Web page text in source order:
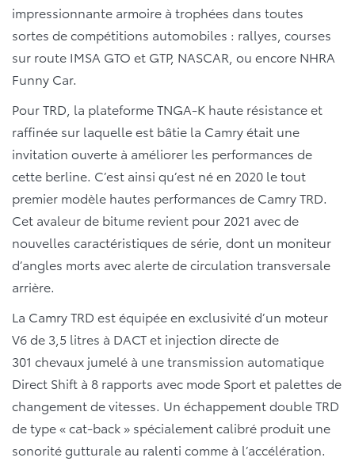
impressionnante armoire à trophées dans toutes
sortes de compétitions automobiles : rallyes, courses
sur route IMSA GTO et GTP, NASCAR, ou encore NHRA
Funny Car.
Pour TRD, la plateforme TNGA-K haute résistance et
raffinée sur laquelle est bâtie la Camry était une
invitation ouverte à améliorer les performances de
cette berline. C’est ainsi qu’est né en 2020 le tout
premier modèle hautes performances de Camry TRD.
Cet avaleur de bitume revient pour 2021 avec de
nouvelles caractéristiques de série, dont un moniteur
d’angles morts avec alerte de circulation transversale
arrière.
La Camry TRD est équipée en exclusivité d’un moteur
V6 de 3,5 litres à DACT et injection directe de
301 chevaux jumelé à une transmission automatique
Direct Shift à 8 rapports avec mode Sport et palettes de
changement de vitesses. Un échappement double TRD
de type « cat-back » spécialement calibré produit une
sonorité gutturale au ralenti comme à l’accélération.